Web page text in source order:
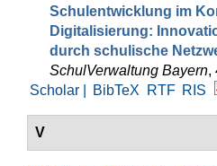
Schulentwicklung im
Digitalisierung:
durch schulische
SchulVerwaltung Bayern,
Scholar |
BibTeX RTF RIS
V